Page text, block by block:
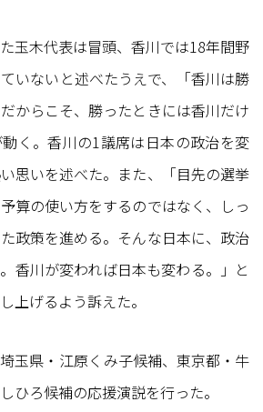
玉木代表は冒頭、香川では18年間野
いないと述べたうえで、「香川は勝
からこそ、勝ったときには香川だけ
く。香川の1議席は日本の政治を変
思いを述べた。また、「目先の選挙
算の使い方をするのではなく、しっ
政策を進める。そんな日本に、政治
香川が変われば日本も変わる。」と
上げるよう訴えた。
玉県・江原くみ子候補、東京都・牛
ひろ候補の応援演説を行った。